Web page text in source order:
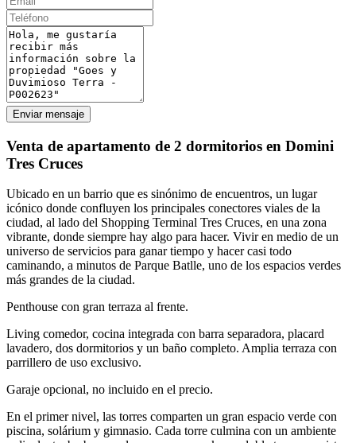
Enviar mensaje
Venta de apartamento de 2 dormitorios en Domini
Tres Cruces
Ubicado en un barrio que es sinónimo de encuentros, un lugar
icónico donde confluyen los principales conectores viales de la
ciudad, al lado del Shopping Terminal Tres Cruces, en una zona
vibrante, donde siempre hay algo para hacer. Vivir en medio de un
universo de servicios para ganar tiempo y hacer casi todo
caminando, a minutos de Parque Batlle, uno de los espacios verdes
más grandes de la ciudad.
Penthouse con gran terraza al frente.
Living comedor, cocina integrada con barra separadora, placard
lavadero, dos dormitorios y un baño completo. Amplia terraza con
parrillero de uso exclusivo.
Garaje opcional, no incluido en el precio.
En el primer nivel, las torres comparten un gran espacio verde con
piscina, solárium y gimnasio. Cada torre culmina con un ambiente